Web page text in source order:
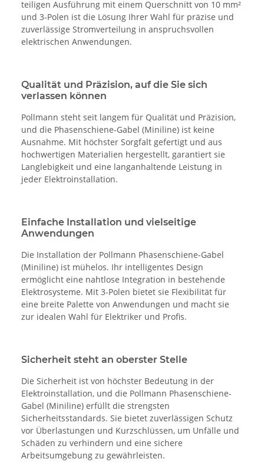
teiligen Ausführung mit einem Querschnitt von 10 mm²
und 3-Polen ist die Lösung Ihrer Wahl für präzise und
zuverlässige Stromverteilung in anspruchsvollen
elektrischen Anwendungen.
Qualität und Präzision, auf die Sie sich
verlassen können
Pollmann steht seit langem für Qualität und Präzision,
und die Phasenschiene-Gabel (Miniline) ist keine
Ausnahme. Mit höchster Sorgfalt gefertigt und aus
hochwertigen Materialien hergestellt, garantiert sie
Langlebigkeit und eine langanhaltende Leistung in
jeder Elektroinstallation.
Einfache Installation und vielseitige
Anwendungen
Die Installation der Pollmann Phasenschiene-Gabel
(Miniline) ist mühelos. Ihr intelligentes Design
ermöglicht eine nahtlose Integration in bestehende
Elektrosysteme. Mit 3-Polen bietet sie Flexibilität für
eine breite Palette von Anwendungen und macht sie
zur idealen Wahl für Elektriker und Profis.
Sicherheit steht an oberster Stelle
Die Sicherheit ist von höchster Bedeutung in der
Elektroinstallation, und die Pollmann Phasenschiene-
Gabel (Miniline) erfüllt die strengsten
Sicherheitsstandards. Sie bietet zuverlässigen Schutz
vor Überlastungen und Kurzschlüssen, um Unfälle und
Schäden zu verhindern und eine sichere
Arbeitsumgebung zu gewährleisten.